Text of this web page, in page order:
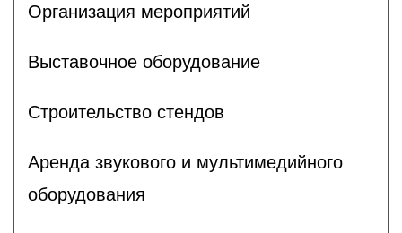
Организация мероприятий
Выставочное оборудование
Строительство стендов
Аренда звукового и мультимедийного
оборудования